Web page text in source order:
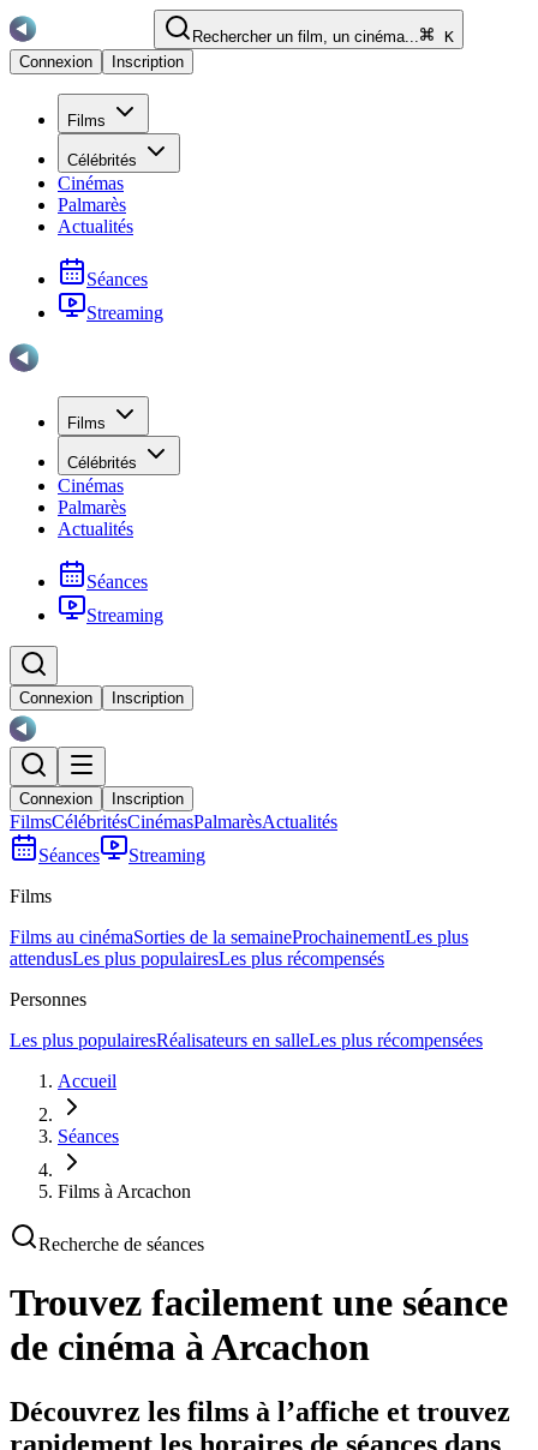
Rechercher un film, un cinéma...
K
Connexion
Inscription
Films
Célébrités
Cinémas
Palmarès
Actualités
Séances
Streaming
Films
Célébrités
Cinémas
Palmarès
Actualités
Séances
Streaming
Connexion Inscription
Connexion Inscription
FilmsCélébritésCinémasPalmarèsActualités
Séances
Streaming
Films
Films au cinémaSorties de la semaineProchainementLes plus
attendusLes plus populairesLes plus récompensés
Personnes
Les plus populairesRéalisateurs en salleLes plus récompensées
Accueil
Séances
Films à Arcachon
Recherche de séances
Trouvez facilement une séance
de cinéma à Arcachon
Découvrez les films à l’affiche et trouvez